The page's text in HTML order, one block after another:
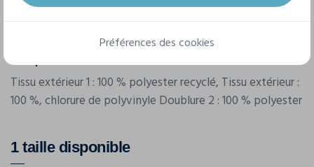
Référence
Composition
Tissu extérieur 1 : 100 % polyester recyclé, Tissu extérieur :
100 %, chlorure de polyvinyle Doublure 2 : 100 % polyester
1 taille disponible
Préférences des cookies